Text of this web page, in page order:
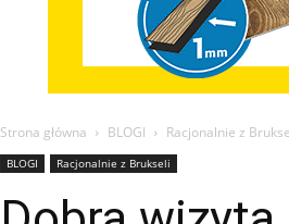
Strona główna BLOGI Racjonalnie z
BLOGI Racjonalnie z Brukseli